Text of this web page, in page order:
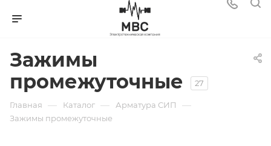
Зажимы
промежуточные
27
Главная — Каталог — Арматура СИП —
Зажимы промежуточные